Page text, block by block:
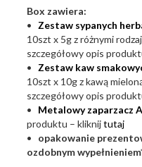
Box zawiera:
• Zestaw sypanych
10szt x 5g z różnymi
szczegółowy opis
• Zestaw kaw
10szt x 10g z kawą
szczegółowy opis
• Metalowy zaparzacz
produktu – kliknijtutaj
• opakowanie
ozdobnym